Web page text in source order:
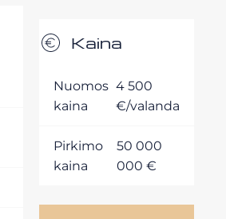
Kaina
Nuomos
kaina
4 500
€/valanda
Pirkimo
kaina
50 000
000 €